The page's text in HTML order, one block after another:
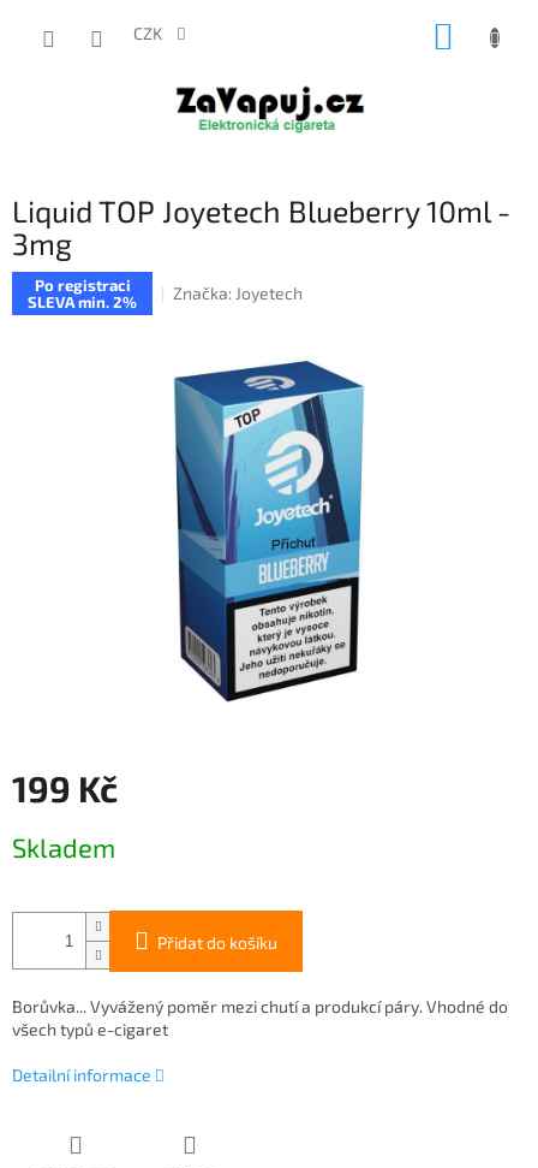
CZK
Liquid TOP Joyetech Blueberry 10ml -
3mg
Po registraci
SLEVA min. 2%
Značka: Joyetech
199 Kč
cena:
Skladem
Přidat do košíku
Borůvka... Vyvážený poměr mezi chutí a produkcí páry. Vhodné do
všech typů e-cigaret
Detailní informace